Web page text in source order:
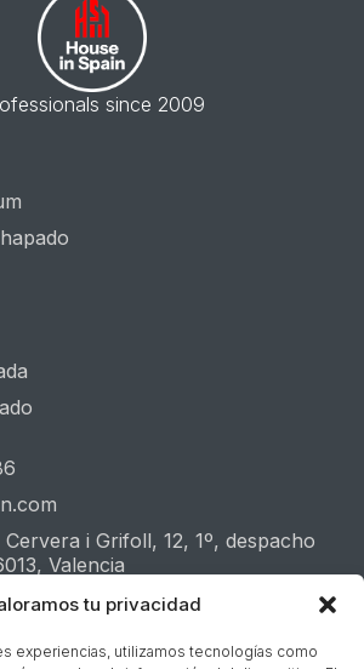
tu privacidad
experiencias, utilizamos tecnologías como
since 2009
i Grifoll, 12, 1º, despacho
Valencia